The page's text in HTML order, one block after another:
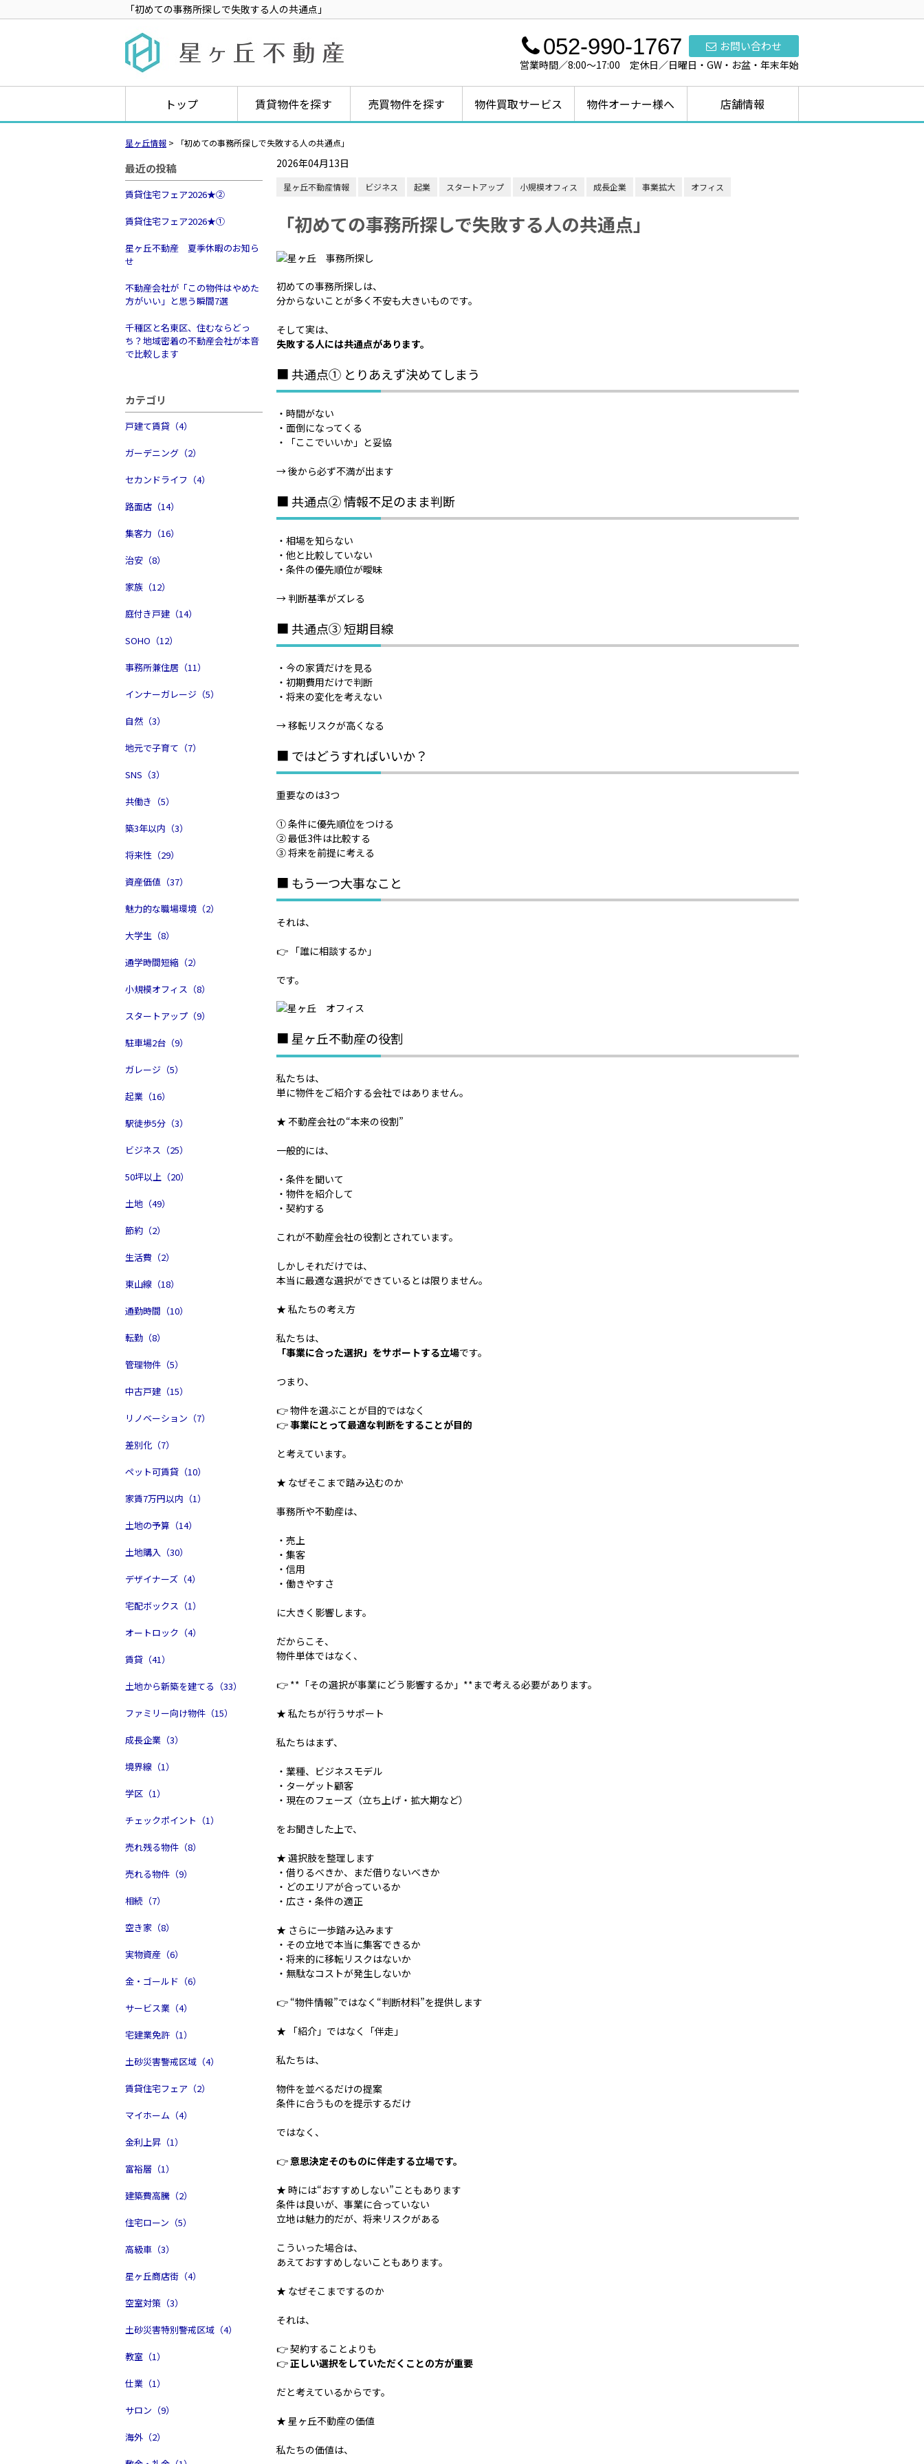
「初めての事務所探しで失敗する人の共通点」
お問い合わせ
052-990-1767
営業時間／8:00～17:00 定休日／日曜日・GW・お盆・年末年始
トップ 賃貸物件を探す 売買物件を探す 物件買取サービス 物件オーナー様へ 店舗情報
星ヶ丘情報 > 「初めての事務所探しで失敗する人の共通点」
最近の投稿
賃貸住宅フェア2026★➁
賃貸住宅フェア2026★①
星ヶ丘不動産 夏季休暇のお知ら
せ
不動産会社が「この物件はやめた
方がいい」と思う瞬間7選
千種区と名東区、住むならどっ
ち？地域密着の不動産会社が本音
で比較します
カテゴリ
戸建て賃貸（4）
ガーデニング（2）
セカンドライフ（4）
路面店（14）
集客力（16）
治安（8）
家族（12）
庭付き戸建（14）
SOHO（12）
事務所兼住居（11）
インナーガレージ（5）
自然（3）
地元で子育て（7）
SNS（3）
共働き（5）
築3年以内（3）
将来性（29）
資産価値（37）
魅力的な職場環境（2）
大学生（8）
通学時間短縮（2）
小規模オフィス（8）
スタートアップ（9）
駐車場2台（9）
ガレージ（5）
起業（16）
駅徒歩5分（3）
ビジネス（25）
50坪以上（20）
土地（49）
節約（2）
生活費（2）
東山線（18）
通勤時間（10）
転勤（8）
管理物件（5）
中古戸建（15）
リノベーション（7）
差別化（7）
ペット可賃貸（10）
家賃7万円以内（1）
土地の予算（14）
土地購入（30）
デザイナーズ（4）
宅配ボックス（1）
オートロック（4）
賃貸（41）
土地から新築を建てる（33）
ファミリー向け物件（15）
成長企業（3）
境界線（1）
学区（1）
チェックポイント（1）
売れ残る物件（8）
売れる物件（9）
相続（7）
空き家（8）
実物資産（6）
金・ゴールド（6）
サービス業（4）
宅建業免許（1）
土砂災害警戒区域（4）
賃貸住宅フェア（2）
マイホーム（4）
金利上昇（1）
富裕層（1）
建築費高騰（2）
住宅ローン（5）
高級車（3）
星ヶ丘商店街（4）
空室対策（3）
土砂災害特別警戒区域（4）
教室（1）
仕業（1）
サロン（9）
海外（2）
2026年04月13日
星ヶ丘不動産情報 ビジネス 起業 スタートアップ 小規模オフィス 成長企業 事業拡大 オフィス
「初めての事務所探しで失敗する人の共通点」
初めての事務所探しは、
分からないことが多く不安も大きいものです。
そして実は、
失敗する人には共通点があります。
■ 共通点① とりあえず決めてしまう
・時間がない
・面倒になってくる
・「ここでいいか」と妥協
→ 後から必ず不満が出ます
■ 共通点② 情報不足のまま判断
・相場を知らない
・他と比較していない
・条件の優先順位が曖昧
→ 判断基準がズレる
■ 共通点③ 短期目線
・今の家賃だけを見る
・初期費用だけで判断
・将来の変化を考えない
→ 移転リスクが高くなる
■ ではどうすればいいか？
重要なのは3つ
① 条件に優先順位をつける
② 最低3件は比較する
③ 将来を前提に考える
■ もう一つ大事なこと
それは、
👉 「誰に相談するか」
です。
■ 星ヶ丘不動産の役割
私たちは、
単に物件をご紹介する会社ではありません。
★ 不動産会社の“本来の役割”
一般的には、
・条件を聞いて
・物件を紹介して
・契約する
これが不動産会社の役割とされています。
しかしそれだけでは、
本当に最適な選択ができているとは限りません。
★ 私たちの考え方
私たちは、
「事業に合った選択」をサポートする立場です。
つまり、
👉 物件を選ぶことが目的ではなく
👉事業にとって最適な判断をすることが目的
と考えています。
★ なぜそこまで踏み込むのか
事務所や不動産は、
・売上
・集客
・信用
・働きやすさ
に大きく影響します。
だからこそ、
物件単体ではなく、
👉 **「その選択が事業にどう影響するか」**まで考える必要があります。
★ 私たちが行うサポート
私たちはまず、
・業種、ビジネスモデル
・ターゲット顧客
・現在のフェーズ（立ち上げ・拡大期など）
をお聞きした上で、
★ 選択肢を整理します
・借りるべきか、まだ借りないべきか
・どのエリアが合っているか
・広さ・条件の適正
★ さらに一歩踏み込みます
・その立地で本当に集客できるか
・将来的に移転リスクはないか
・無駄なコストが発生しないか
👉 “物件情報”ではなく“判断材料”を提供します
★ 「紹介」ではなく「伴走」
私たちは、
物件を並べるだけの提案
条件に合うものを提示するだけ
ではなく、
👉 意思決定そのものに伴走する立場です。
★ 時には“おすすめしない”こともあります
条件は良いが、事業に合っていない
立地は魅力的だが、将来リスクがある
こういった場合は、
あえておすすめしないこともあります。
★ なぜそこまでするのか
それは、
👉 契約することよりも
👉正しい選択をしていただくことの方が重要
だと考えているからです。
★ 星ヶ丘不動産の価値
私たちの価値は、